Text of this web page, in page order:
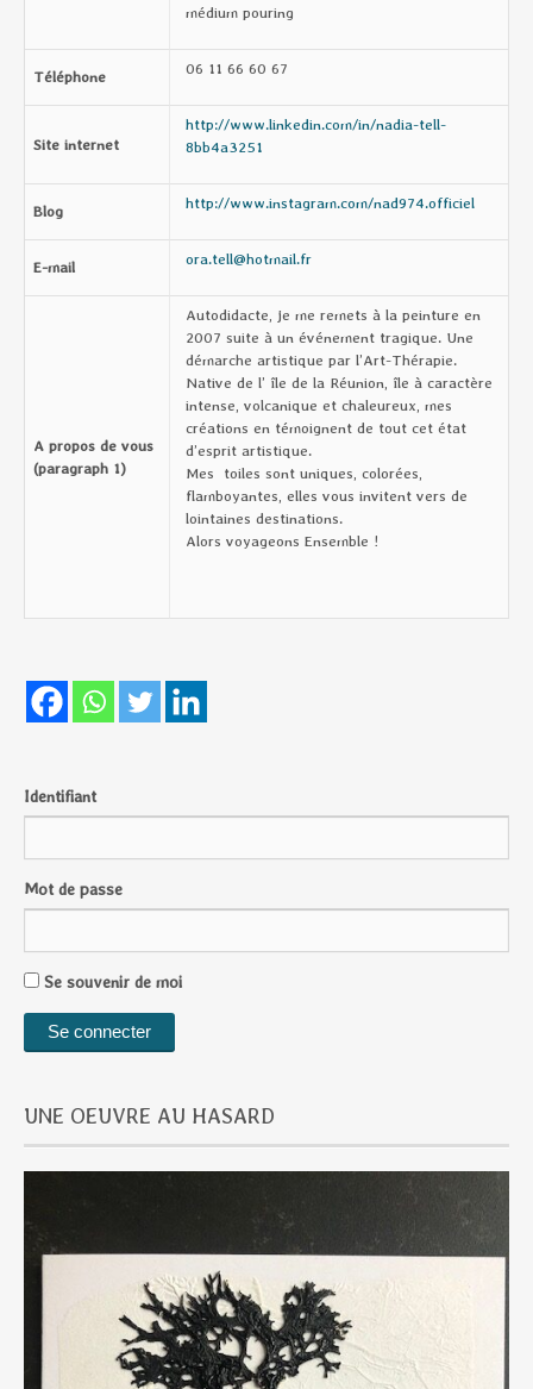
médium pouring
Téléphone 06 11 66 60 67
Site internet
http://www.linkedin.com/in/nadia-tell-
8bb4a3251
Blog http://www.instagram.com/nad974.officiel
E-mail ora.tell@hotmail.fr
A propos de vous
(paragraph 1)
Autodidacte, je me remets à la peinture en
2007 suite à un événement tragique. Une
démarche artistique par l’Art-Thérapie.
Native de l’ île de la Réunion, île à caractère
intense, volcanique et chaleureux, mes
créations en témoignent de tout cet état
d’esprit artistique.
Mes toiles sont uniques, colorées,
flamboyantes, elles vous invitent vers de
lointaines destinations.
Alors voyageons Ensemble !
Identifiant
Mot de passe
Se souvenir de moi
UNE OEUVRE AU HASARD